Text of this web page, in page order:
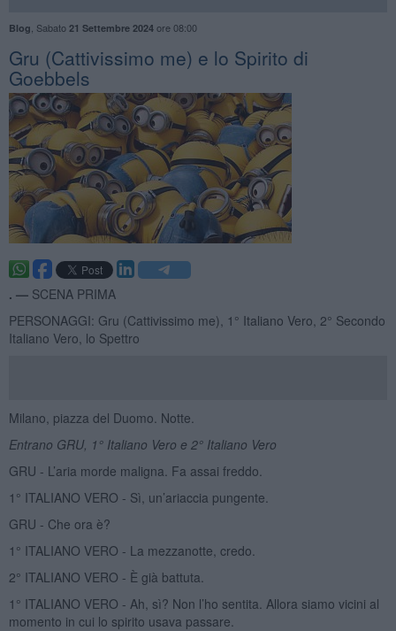
Blog Sabato 21 Settembre 2024ore 08:00
Gru (Cattivissimo me) e lo Spirito di
Goebbels
. — SCENA PRIMA
PERSONAGGI: Gru (Cattivissimo me), 1° Italiano Vero, 2° Secondo
Italiano Vero, lo Spettro
Milano, piazza del Duomo. Notte.
Entrano GRU, 1° Italiano Vero e 2° Italiano Vero
GRU - L’aria morde maligna. Fa assai freddo.
1° ITALIANO VERO - Sì, un’ariaccia pungente.
GRU - Che ora è?
1° ITALIANO VERO - La mezzanotte, credo.
2° ITALIANO VERO - È già battuta.
1° ITALIANO VERO - Ah, sì? Non l’ho sentita. Allora siamo vicini al
momento in cui lo spirito usava passare.